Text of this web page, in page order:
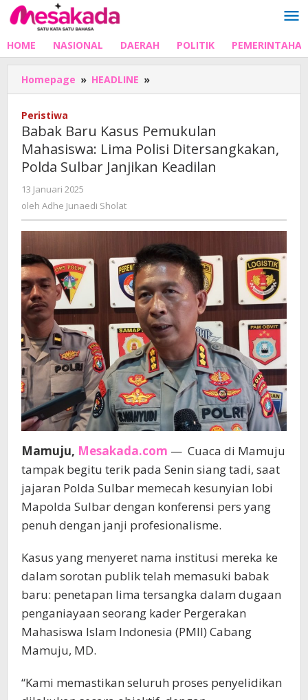
Lewati
ke
HOME NASIONAL DAERAH POLITIK
Homepage » HEADLINE »
Baru
Mahasiswa:
Lima
Polisi
Janjikan
Peristiwa
Babak Baru Kasus Pemukulan
Mahasiswa: Lima Polisi Ditersangkakan,
Polda Sulbar Janjikan Keadilan
13 Januari 2025
Adhe
oleh Adhe Junaedi Sholat
Mamuju, Mesakada.com — Cuaca di Mamuju
tampak begitu terik pada Senin siang tadi, saat
jajaran Polda Sulbar memecah kesunyian lobi
Mapolda Sulbar dengan konferensi pers yang
penuh dengan janji profesionalisme.
Kasus yang menyeret nama institusi mereka ke
dalam sorotan publik telah memasuki babak
baru: penetapan lima tersangka dalam dugaan
penganiayaan seorang kader Pergerakan
Mahasiswa Islam Indonesia (PMII) Cabang
Mamuju, MD.
“Kami memastikan seluruh proses penyelidikan